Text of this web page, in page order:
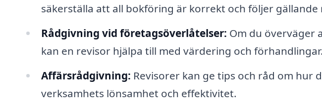
säkerställa att all bokföring är korrekt och följer gällande
Rådgivning vid företagsöverlåtelser: Om du överväger
kan en revisor hjälpa till med värdering och förhandlingar.
Affärsrådgivning: Revisorer kan ge tips och råd om hur
verksamhets lönsamhet och effektivitet.